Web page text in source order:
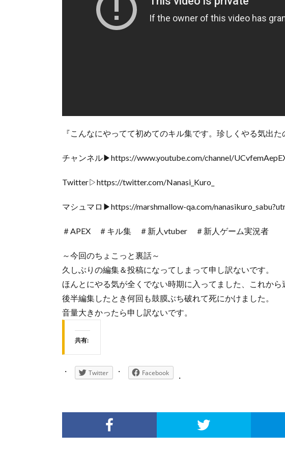
『こんなにやってて初めてのキル集です。珍しくやる気出た
チャンネル▶https://www.youtube.com/channel/
Twitter▷https://twitter.com/Nanasi_Kuro_
マシュマロ▶https://marshmallow-qa.com/
＃APEX ＃キル集 ＃新人vtuber ＃新人ゲーム実況者
～今回のちょこっと裏話～
久しぶりの編集＆投稿になってしまって申し訳ないです。
ほんとにやる気が全くでない時期に入ってました、これから
後半編集したとき何回も鼓膜ぶち破れて死にかけました。
音量大きかったら申し訳ないです。
共有:
Twitter Facebook